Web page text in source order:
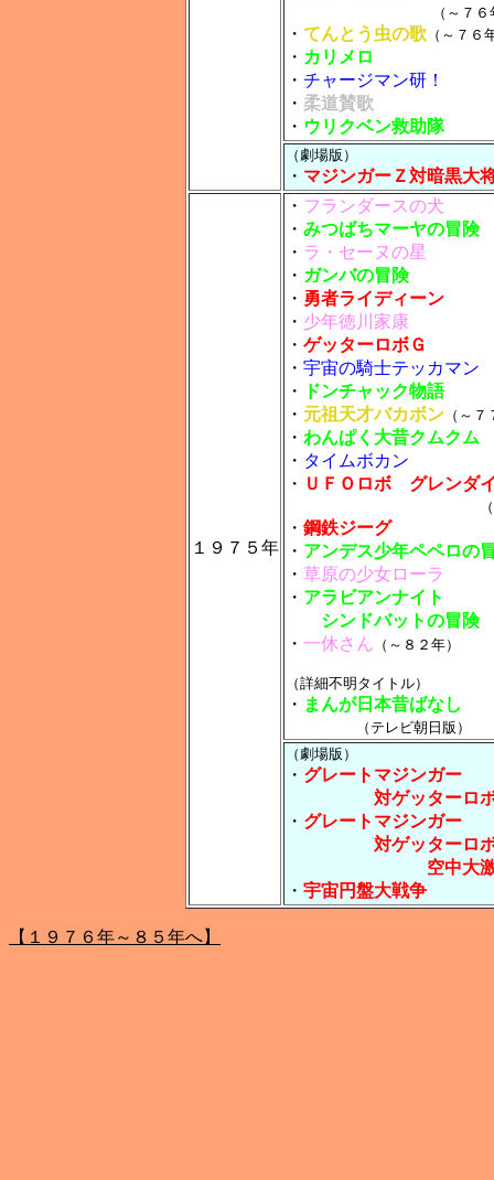
（～７６年
・ てんとう虫の歌 （～７６
・ カリメロ
・ チャージマン研！
・ 柔道賛歌
・ ウリクベン救助隊
（劇場版）
・ マジンガーＺ対暗黒大
１９７５年
・ フランダースの犬
・ みつばちマーヤの冒険
・ ラ・セーヌの星
・ ガンバの冒険
・ 勇者ライディーン
・ 少年徳川家康
・ ゲッターロボＧ
・ 宇宙の騎士テッカマン
・
ドンチャック物語
・ 元祖天才バカボン （～
・ わんぱく大昔クムクム
・ タイムボカン
・ ＵＦＯロボ グレンダ
・ 鋼鉄ジーグ
・ アンデス少年ペペロの
・ 草原の少女ローラ
・ アラビアンナイト
シンドバットの冒険
・ 一休さん （～８２年）
（詳細不明タイトル）
・ まんが日本昔ばなし
（テレビ朝日版）
（劇場版）
・ グレートマジンガー
対ゲッターロ
・ グレートマジンガー
対ゲッターロボ
空中大激
・ 宇宙円盤大戦争
【１９７６年～８５年へ】